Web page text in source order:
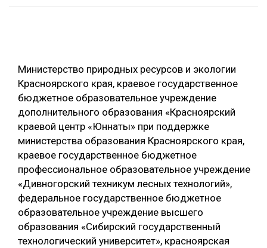
ЛЕСНОЕ ХОЗЯЙСТВО
ЦИФРОВАЯ СРЕДА
БИОЭНЕРГЕТИКА
ЛЕСОВОССТАНОВЛЕНИЕ И ЗАЩИТА
ЛОГИСТИКА
ПРОИЗВОДСТВО ДРЕВЕСНЫХ ПЛИТ
ЦБП
КОМПЛЕКСНАЯ ПЕРЕРАБОТКА
ЛЕСОПИЛЕНИЕ
РУБРИКИ
ТЕМАТИЧЕСКИЕ ПРОЕКТЫ
ПОДБОРКИ СТАТЕЙ
Министерство природных ресурсов и экологии
Красноярского края, краевое государственное
бюджетное образовательное учреждение
дополнительного образования «Красноярский
краевой центр «Юннаты» при поддержке
министерства образования Красноярского края,
краевое государственное бюджетное
профессиональное образовательное учреждение
«Дивногорский техникум лесных технологий»,
федеральное государственное бюджетное
образовательное учреждение высшего
образования «Сибирский государственный
технологический университет», красноярская